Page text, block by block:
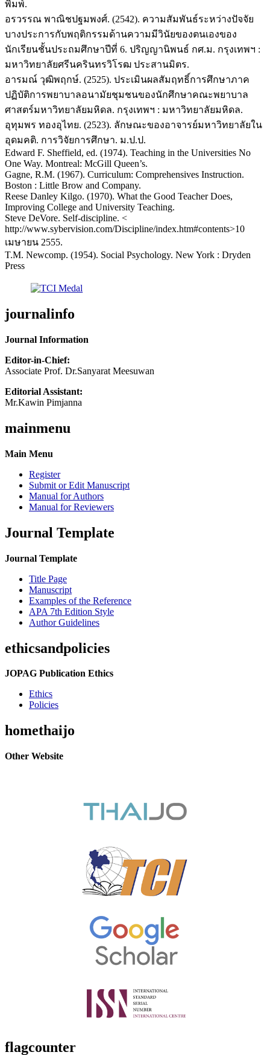
พิมพ์.
อรวรรณ พาณิชปฐมพงศ์. (2542). ความสัมพันธ์ระหว่างปัจจัย
บางประการกับพฤติกรรมด้านความมีวินัยของตนเองของ
นักเรียนชั้นประถมศึกษาปีที่ 6. ปริญญานิพนธ์ กศ.ม. กรุงเทพฯ :
มหาวิทยาลัยศรีนครินทรวิโรฒ ประสานมิตร.
อารมณ์ วุฒิพฤกษ์. (2525). ประเมินผลสัมฤทธิ์การศึกษาภาค
ปฏิบัติการพยาบาลอนามัยชุมชนของนักศึกษาคณะพยาบาล
ศาสตร์มหาวิทยาลัยมหิดล. กรุงเทพฯ : มหาวิทยาลัยมหิดล.
อุทุมพร ทองอุไทย. (2523). ลักษณะของอาจารย์มหาวิทยาลัยใน
อุดมคติ. การวิจัยการศึกษา. ม.ป.ป.
Edward F. Sheffield, ed. (1974). Teaching in the Universities No
One Way. Montreal: McGill Queen’s.
Gagne, R.M. (1967). Curriculum: Comprehensives Instruction.
Boston : Little Brow and Company.
Reese Danley Kilgo. (1970). What the Good Teacher Does,
Improving College and University Teaching.
Steve DeVore. Self-discipline. <
http://www.sybervision.com/Discipline/index.htm#contents>10
เมษายน 2555.
T.M. Newcomp. (1954). Social Psychology. New York : Dryden
Press
journalinfo
Journal Information
Editor-in-Chief:
Associate Prof. Dr.Sanyarat Meesuwan
Editorial Assistant:
Mr.Kawin Pimjanna
mainmenu
Main Menu
Register
Submit or Edit Manuscript
Manual for Authors
Manual for Reviewers
Journal Template
Journal Template
Title Page
Manuscript
Examples of the Reference
APA 7th Edition Style
Author Guidelines
ethicsandpolicies
JOPAG Publication Ethics
Ethics
Policies
homethaijo
Other Website
flagcounter